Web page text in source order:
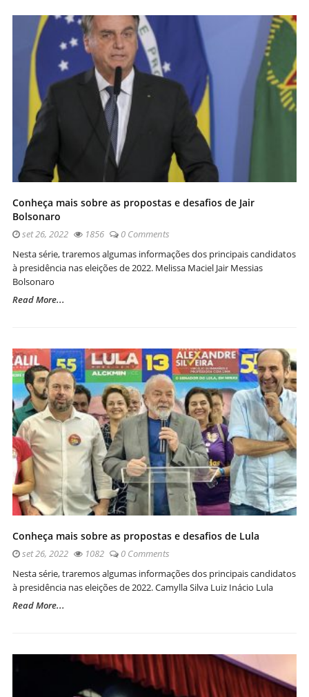
Conheça mais sobre as propostas e desafios de Jair
Bolsonaro
set 26, 2022 1856
0 Comments
Nesta série, traremos algumas informações dos principais candidatos
à presidência nas eleições de 2022. Melissa Maciel Jair Messias
Bolsonaro
Read More...
Conheça mais sobre as propostas e desafios de Lula
set 26, 2022 1082
0 Comments
Nesta série, traremos algumas informações dos principais candidatos
à presidência nas eleições de 2022. Camylla Silva Luiz Inácio Lula
Read More...